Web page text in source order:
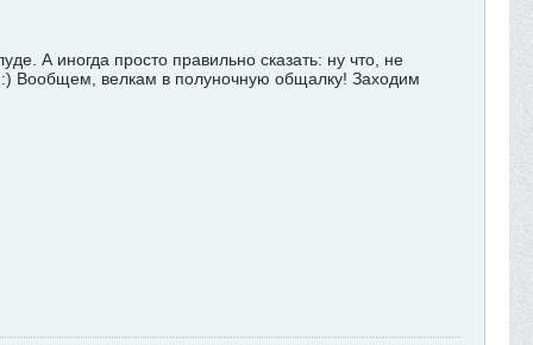
А иногда просто правильно сказать: ну что, не
Вообщем, велкам в полуночную общалку! Заходим